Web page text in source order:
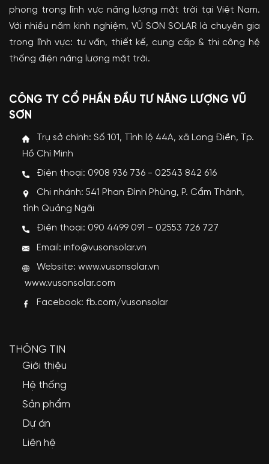
phong trong lĩnh vực năng lượng mặt trời tại Việt Nam.
Với nhiều năm kinh nghiệm, VŨ SƠN SOLAR là chuyên gia
trong lĩnh vực: tư vấn, thiết kế, cung cấp & thi công hệ
thống điện năng lượng mặt trời.
CÔNG TY CỔ PHẦN ĐẦU TƯ NĂNG LƯỢNG VŨ
SƠN
Trụ sở chính: Số 101, Tỉnh lộ 44A, xã Long Điền, Tp.
Hồ Chí Minh
Điện thoại: 0908 936 736 - 02543 842 616
Chi nhánh: 541 Phan Đình Phùng, P. Cẩm Thành,
tỉnh Quảng Ngãi
Điện thoại: 090 4499 091 – 02553 726 727
Email: info@vusonsolar.vn
Website:www.vusonsolar.vn
www.vusonsolar.com
Facebook: fb.com/vusonsolar
THÔNG TIN
Giới thiệu
Hệ thống
Sản phẩm
Dự án
Liên hệ